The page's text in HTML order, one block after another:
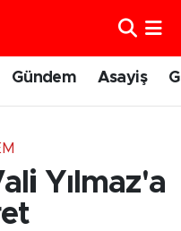
Gündem Asayiş
Yılmaz'a
Haritası